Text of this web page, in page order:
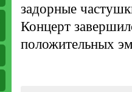
задорные
Концерт
положительных